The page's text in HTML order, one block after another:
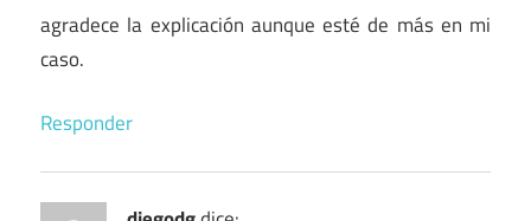
agradece la explicación aunque esté de más en mi
caso.
Responder